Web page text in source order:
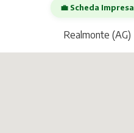
💼 Scheda Impresa
Realmonte (AG)